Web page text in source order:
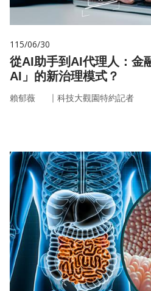
115/06/30
從AI助手到AI代理人：金
AI」的新治理模式？
賴郁薇 ｜ 科技大觀園特約記者